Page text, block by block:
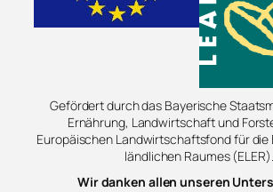
Gefördert durch das Bayerische
Ernährung, Landwirtschaft und
Europäischen Landwirtschaftsfond für die
ländlichen Raumes (ELER).
Wir danken allen unseren